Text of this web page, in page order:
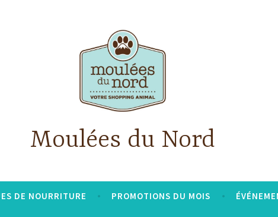
Moulées du Nord
DE NOURRITURE PROMOTIONS DU MOIS